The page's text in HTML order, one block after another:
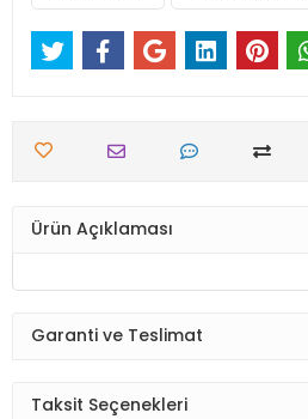
Ürün Açıklaması
Garanti ve Teslimat
Taksit Seçenekleri